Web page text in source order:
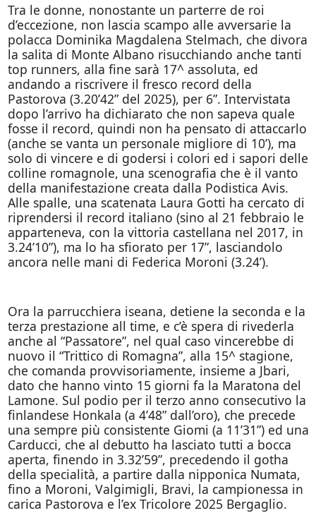
Tra le donne, nonostante un parterre de roi
d’eccezione, non lascia scampo alle avversarie la
polacca Dominika Magdalena Stelmach, che divora
la salita di Monte Albano risucchiando anche tanti
top runners, alla fine sarà 17^ assoluta, ed
andando a riscrivere il fresco record della
Pastorova (3.20’42” del 2025), per 6”. Intervistata
dopo l’arrivo ha dichiarato che non sapeva quale
fosse il record, quindi non ha pensato di attaccarlo
(anche se vanta un personale migliore di 10’), ma
solo di vincere e di godersi i colori ed i sapori delle
colline romagnole, una scenografia che è il vanto
della manifestazione creata dalla Podistica Avis.
Alle spalle, una scatenata Laura Gotti ha cercato di
riprendersi il record italiano (sino al 21 febbraio le
apparteneva, con la vittoria castellana nel 2017, in
3.24’10”), ma lo ha sfiorato per 17”, lasciandolo
ancora nelle mani di Federica Moroni (3.24’).
Ora la parrucchiera iseana, detiene la seconda e la
terza prestazione all time, e c’è spera di rivederla
anche al “Passatore”, nel qual caso vincerebbe di
nuovo il “Trittico di Romagna”, alla 15^ stagione,
che comanda provvisoriamente, insieme a Jbari,
dato che hanno vinto 15 giorni fa la Maratona del
Lamone. Sul podio per il terzo anno consecutivo la
finlandese Honkala (a 4’48” dall’oro), che precede
una sempre più consistente Giomi (a 11’31”) ed una
Carducci, che al debutto ha lasciato tutti a bocca
aperta, finendo in 3.32’59”, precedendo il gotha
della specialità, a partire dalla nipponica Numata,
fino a Moroni, Valgimigli, Bravi, la campionessa in
carica Pastorova e l’ex Tricolore 2025 Bergaglio.